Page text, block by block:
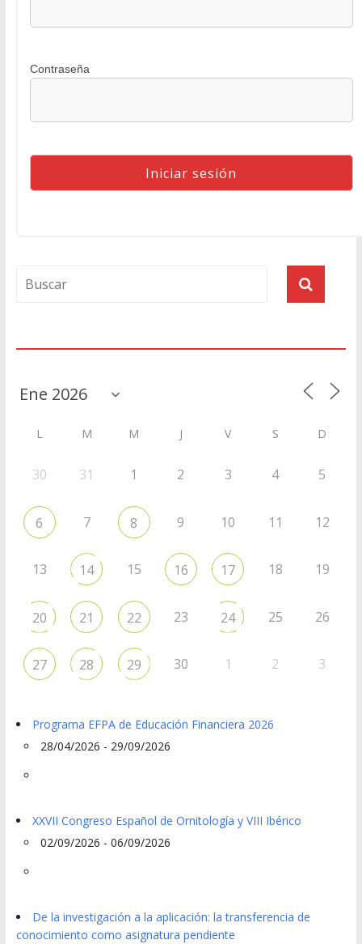
Contraseña
L M M J V S D
30 31 1 2 3 4 5
6 7 8 9 10 11 12
13 14 15 16 17 18 19
20 21 22 23 24 25 26
27 28 29 30 1 2 3
Programa EFPA de Educación Financiera 2026
28/04/2026 - 29/09/2026
XXVII Congreso Español de Ornitología y VIII Ibérico
02/09/2026 - 06/09/2026
De la investigación a la aplicación: la transferencia de
conocimiento como asignatura pendiente